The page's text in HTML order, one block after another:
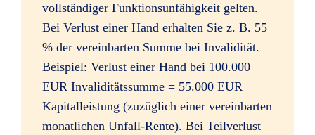
Bewusstseinsstörungen durch
Alkoholeinfluss (beim Lenken von Kfz
bis 1,5 Promille)
vollständiger Funktionsunfähigkeit gelten.
Bei Verlust einer Hand erhalten Sie z. B. 55
% der vereinbarten Summe bei Invalidität.
Beispiel: Verlust einer Hand bei 100.000
EUR Invaliditätssumme = 55.000 EUR
Kapitalleistung (zuzüglich einer vereinbarten
monatlichen Unfall-Rente). Bei Teilverlust